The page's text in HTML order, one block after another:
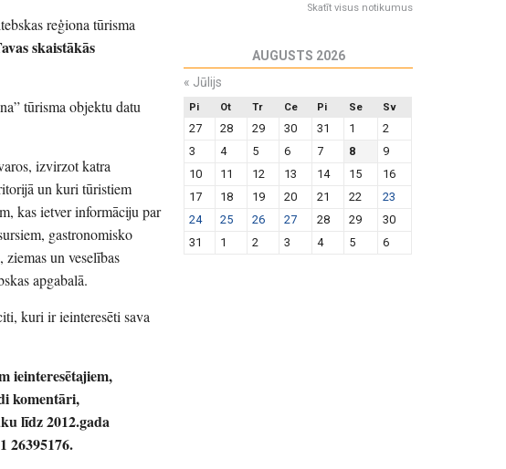
reģiona tūrisma
skaistākās
tūrisma objektu datu
izvirzot katra
un kuri tūristiem
kas ietver informāciju par
gastronomisko
un veselības
apgabalā.
kuri ir ieinteresēti sava
ieinteresētajiem,
komentāri,
līdz 2012.gada
26395176.
Skatīt visus notikumus
AUGUSTS 2026
« Jūlijs
Pi Ot Tr Ce Pi Se Sv
27 28 29 30 31 1
2
3
4 5 6 7 8
9
10
11 12 13 14 15
16
17
18 19 20 21 22
23
24
25 26 27 28 29
30
31
1 2 3 4 5 6